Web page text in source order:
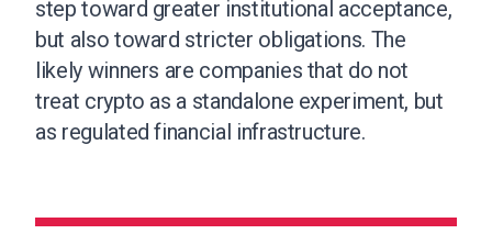
step toward greater institutional acceptance,
but also toward stricter obligations. The
likely winners are companies that do not
treat crypto as a standalone experiment, but
as regulated financial infrastructure.